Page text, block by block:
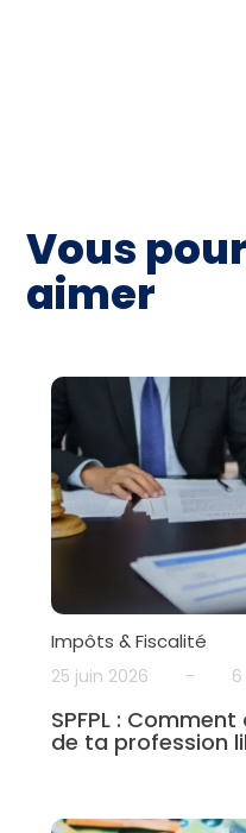
Vous
aimer
Impôts & Fiscalité
25 juin 2026 -
SPFPL :
de ta profession